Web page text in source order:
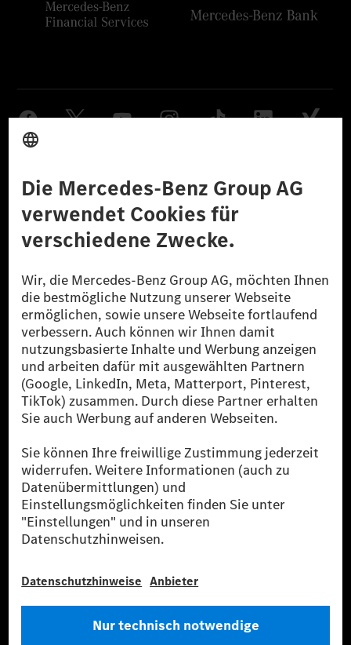
Datenschutz Lizenzhinweise Dritter Barrierefreiheit
© 2026 Mercedes-Benz Group AG. Alle Rechte vorbehalten.
[1] Bilanziell CO₂-neutral bedeutet, dass nicht vermiedene oder nicht
reduzierte CO₂-Emissionen bei der Mercedes-Benz Group durch
zertifizierte Ausgleichsprojekte kompensiert werden.
[2] Renewable Charging ist ein integraler Bestandteil von MB.CHARGE
Public in Europa, den USA, Kanada und China. Sofern an der jeweiligen
Ladestation noch kein Strom aus erneuerbaren Energien vorliegt,
verwendet Renewable Charging Grünstromzertifikate*. Diese stellen
sicher, dass für Ladevorgänge über MB.CHARGE Public eine äquivalente
Strommenge aus erneuerbaren Energien ins Stromnetz eingespeist wird.
* Inkl. EKOenergy Ökolabel
* Die angegebenen Werte wurden nach dem vorgeschriebenen
Messverfahren WLTP (Worldwide harmonised Light vehicles Test
Procedure) ermittelt. Die angegebenen Spannweiten beziehen sich auf
den europäischen Markt. Der Energieverbrauch und der CO₂-Ausstoß
eines Pkw sind nicht nur von der effizienten Ausnutzung des Kraftstoffs
bzw. des Energieträgers durch den Pkw, sondern auch vom Fahrstil und
** Der Stromverbrauch wurde auf der Grundlage der VO 692/2008/EG
Fahrzeugkonfiguration.
*** Angaben zum Stromverbrauch und zur Reichweite sind vorläufig und